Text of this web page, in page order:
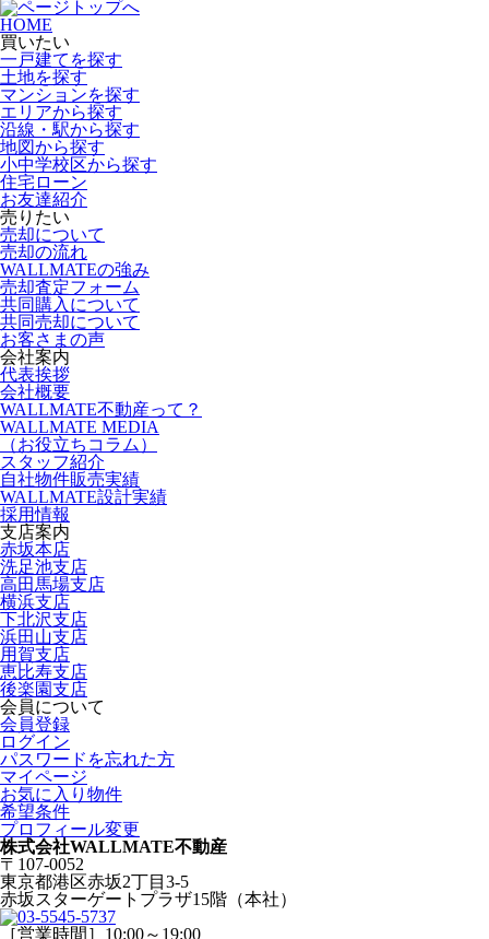
HOME
買いたい
一戸建てを探す
土地を探す
マンションを探す
エリアから探す
沿線・駅から探す
地図から探す
小中学校区から探す
住宅ローン
お友達紹介
売りたい
売却について
売却の流れ
WALLMATEの強み
売却査定フォーム
共同購入について
共同売却について
お客さまの声
会社案内
代表挨拶
会社概要
WALLMATE不動産って？
WALLMATE MEDIA
（お役立ちコラム）
スタッフ紹介
自社物件販売実績
WALLMATE設計実績
採用情報
支店案内
赤坂本店
洗足池支店
高田馬場支店
横浜支店
下北沢支店
浜田山支店
用賀支店
恵比寿支店
後楽園支店
会員について
会員登録
ログイン
パスワードを忘れた方
マイページ
お気に入り物件
希望条件
プロフィール変更
株式会社WALLMATE不動産
〒107-0052
東京都港区赤坂2丁目3-5
赤坂スターゲートプラザ15階（本社）
［営業時間］10:00～19:00